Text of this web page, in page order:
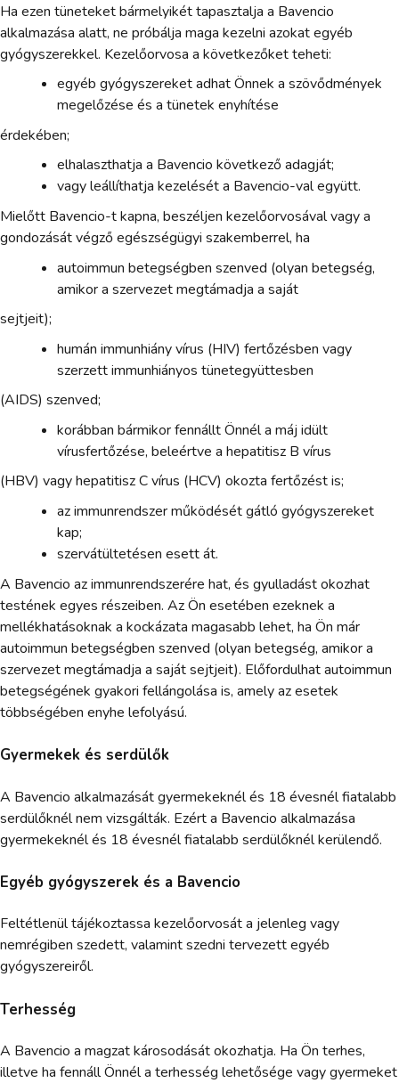
Ha ezen tüneteket bármelyikét tapasztalja a Bavencio
alkalmazása alatt, ne próbálja maga kezelni azokat egyéb
gyógyszerekkel. Kezelőorvosa a következőket teheti:
egyéb gyógyszereket adhat Önnek a szövődmények
megelőzése és a tünetek enyhítése
érdekében;
elhalaszthatja a Bavencio következő adagját;
vagy leállíthatja kezelését a Bavencio-val együtt.
Mielőtt Bavencio-t kapna, beszéljen kezelőorvosával vagy a
gondozását végző egészségügyi szakemberrel, ha
autoimmun betegségben szenved (olyan betegség,
amikor a szervezet megtámadja a saját
sejtjeit);
humán immunhiány vírus (HIV) fertőzésben vagy
szerzett immunhiányos tünetegyüttesben
(AIDS) szenved;
korábban bármikor fennállt Önnél a máj idült
vírusfertőzése, beleértve a hepatitisz B vírus
(HBV) vagy hepatitisz C vírus (HCV) okozta fertőzést is;
az immunrendszer működését gátló gyógyszereket
kap;
szervátültetésen esett át.
A Bavencio az immunrendszerére hat, és gyulladást okozhat
testének egyes részeiben. Az Ön esetében ezeknek a
mellékhatásoknak a kockázata magasabb lehet, ha Ön már
autoimmun betegségben szenved (olyan betegség, amikor a
szervezet megtámadja a saját sejtjeit). Előfordulhat autoimmun
betegségének gyakori fellángolása is, amely az esetek
többségében enyhe lefolyású.
Gyermekek és serdülők
A Bavencio alkalmazását gyermekeknél és 18 évesnél fiatalabb
serdülőknél nem vizsgálták. Ezért a Bavencio alkalmazása
gyermekeknél és 18 évesnél fiatalabb serdülőknél kerülendő.
Egyéb gyógyszerek és a Bavencio
Feltétlenül tájékoztassa kezelőorvosát a jelenleg vagy
nemrégiben szedett, valamint szedni tervezett egyéb
gyógyszereiről.
Terhesség
A Bavencio a magzat károsodását okozhatja. Ha Ön terhes,
illetve ha fennáll Önnél a terhesség lehetősége vagy gyermeket